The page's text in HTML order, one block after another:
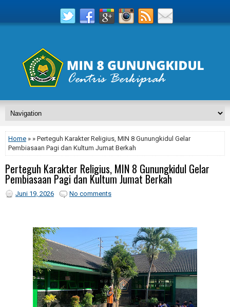
Home » » Perteguh Karakter Religius, MIN 8 Gunungkidul Gelar
Pembiasaan Pagi dan Kultum Jumat Berkah
Perteguh Karakter Religius, MIN 8 Gunungkidul Gelar
Pembiasaan Pagi dan Kultum Jumat Berkah
Juni 19, 2026 No comments